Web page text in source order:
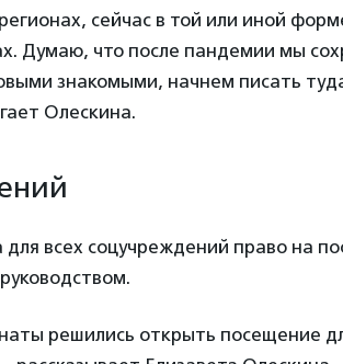
сейчас в той или иной
Думаю, что после пандемии мы
знакомыми, начнем писать
Олескина.
всех соцучреждений право на
решились открыть посещение